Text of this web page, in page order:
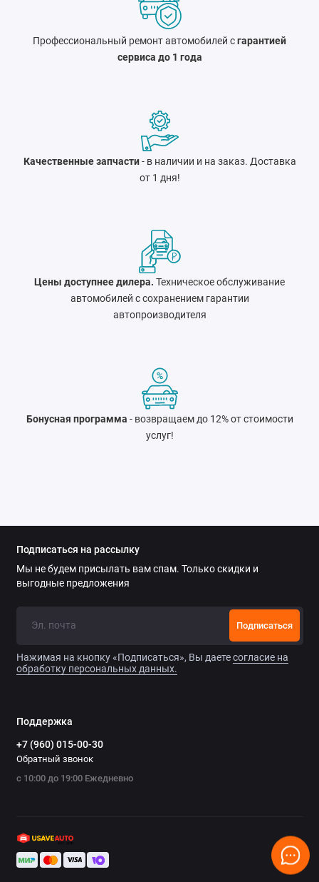
Профессиональный ремонт автомобилей сгарантией
сервиса до 1 года
Качественные запчасти- в наличии и на заказ. Доставка
от 1 дня!
Цены доступнее дилера. Техническое обслуживание
автомобилей с сохранением гарантии
автопроизводителя
Бонусная программа - возвращаем до 12% от стоимости
услуг!
Подписаться на рассылку
Мы не будем присылать вам спам. Только скидки и
выгодные предложения
Подписаться
Нажимая на кнопку «Подписаться», Вы даетесогласие на
обработку персональных данных.
Поддержка
+7 (960) 015-00-30
Обратный звонок
с 10:00 до 19:00 Ежедневно